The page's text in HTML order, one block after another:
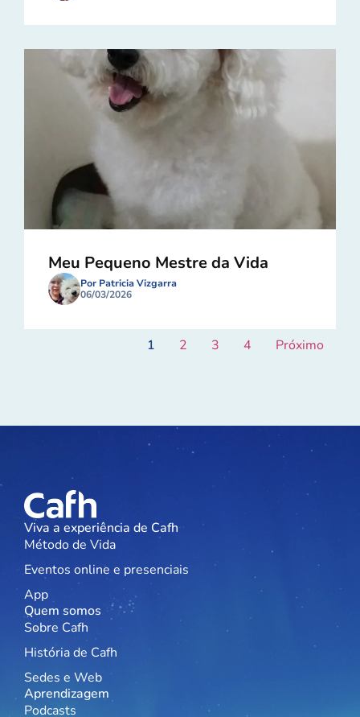
Meu Pequeno Mestre da Vida
Por Patricia Vizgarra
06/03/2026
1 2 3 4 Próximo
Viva a experiência de Cafh
Método de Vida
Eventos online e presenciais
App
Quem somos
Sobre Cafh
História de Cafh
Sedes e Web
Aprendizagem
Podcasts